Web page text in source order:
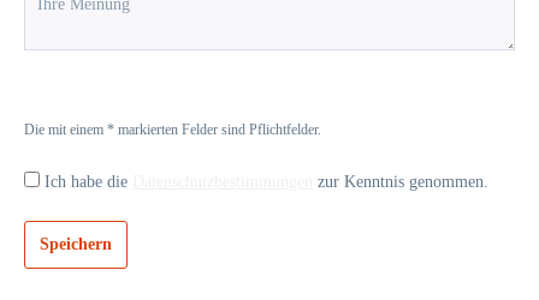
Die mit einem * markierten Felder sind Pflichtfelder.
Ich habe die zur Kenntnis genommen.
Speichern